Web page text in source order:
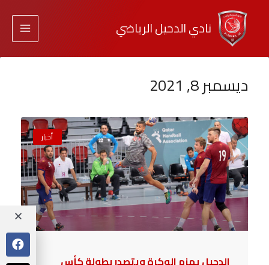
نادي الدحيل الرياضي
ديسمبر 8, 2021
أخبار
الدحيل يهزم الوكرة ويتصدر بطولة كأس